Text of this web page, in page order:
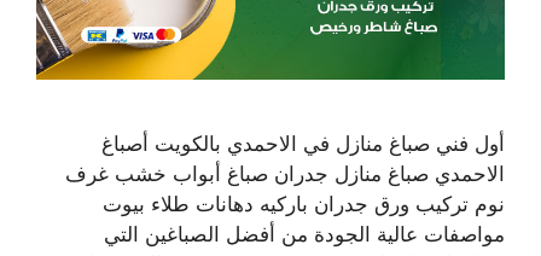
أول فني صباغ منازل في الاحمدي بالكويت أصباغ
الاحمدي صباغ منازل جدران صباغ أبواب خشب غرف
نوم تركيب ورق جدران باركيه دهانات طلاء بيوت
مواصفات عالية الجودة من أفضل الصباغين التي